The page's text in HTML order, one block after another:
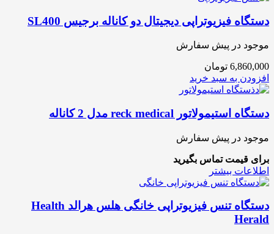
دستگاه فیزیوتراپی دیجیتال دو کاناله برجیس SL400
موجود در پیش سفارش
6,860,000 تومان
افزودن به سبد خرید
دستگاه استیمولاتور reck medical مدل 2 کاناله
موجود در پیش سفارش
برای قیمت تماس بگیرید
اطلاعات بیشتر
دستگاه تنس فیزیوتراپی خانگی هلس هرالد Health
Herald